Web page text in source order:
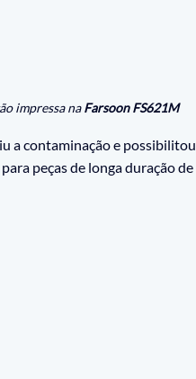
impressa na Farsoon FS621M
a contaminação e possibilitou
peças de longa duração de